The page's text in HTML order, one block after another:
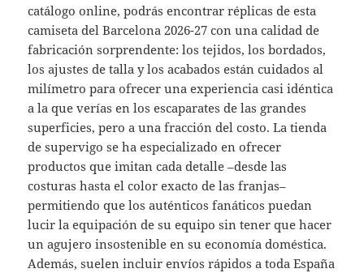
catálogo online, podrás encontrar réplicas de esta
camiseta del Barcelona 2026-27 con una calidad de
fabricación sorprendente: los tejidos, los bordados,
los ajustes de talla y los acabados están cuidados al
milímetro para ofrecer una experiencia casi idéntica
a la que verías en los escaparates de las grandes
superficies, pero a una fracción del costo. La tienda
de supervigo se ha especializado en ofrecer
productos que imitan cada detalle –desde las
costuras hasta el color exacto de las franjas–
permitiendo que los auténticos fanáticos puedan
lucir la equipación de su equipo sin tener que hacer
un agujero insostenible en su economía doméstica.
Además, suelen incluir envíos rápidos a toda España